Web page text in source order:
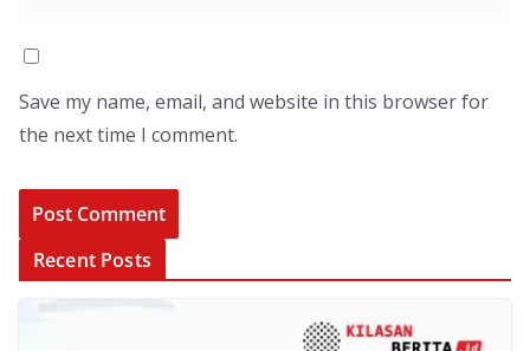
Save my name, email, and website in this browser for
the next time I comment.
Recent Posts